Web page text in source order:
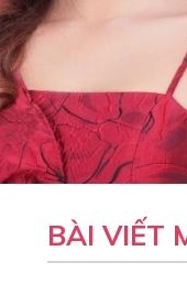
BÀI VIẾT